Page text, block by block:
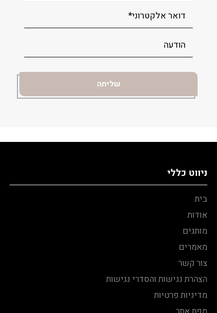
ניווט כללי
בית
אודות
מותגים
מאמרים
צור קשר
הצהרת נגישות והסדרי נגישות
מדיניות פרטיות